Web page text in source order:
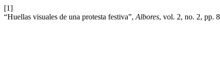
[1]
“Huellas visuales de una protesta festiva”, Albores, vol. 2, no. 2, pp.